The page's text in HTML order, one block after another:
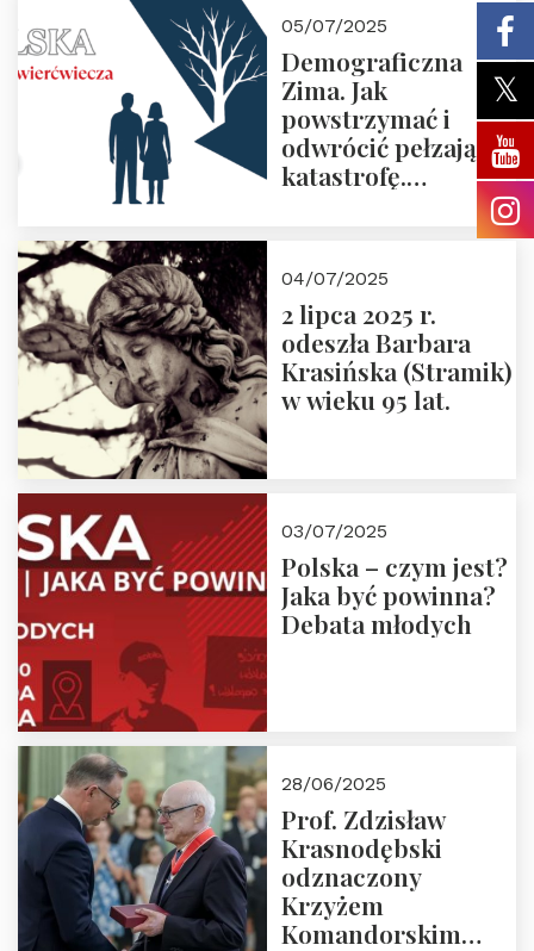
05/07/2025
Demograficzna
Zima. Jak
powstrzymać i
odwrócić pełzającą
katastrofę.
pierwsze spotkanie
Nowego
Ćwierćwiecza”
04/07/2025
2 lipca 2025 r.
odeszła Barbara
Krasińska (Stramik)
w wieku 95 lat.
03/07/2025
Polska – czym jest?
Jaka być powinna?
Debata młodych
28/06/2025
Prof. Zdzisław
Krasnodębski
odznaczony
Krzyżem
Komandorskim